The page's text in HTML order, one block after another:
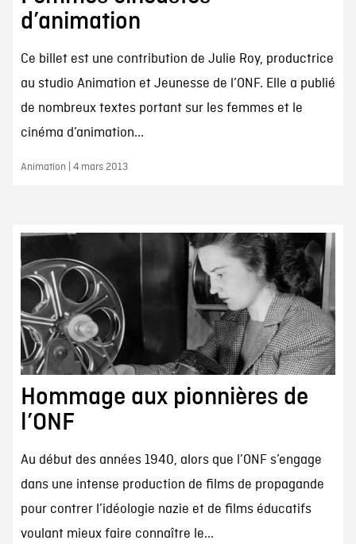
d’animation
Ce billet est une contribution de Julie Roy, productrice
au studio Animation et Jeunesse de l’ONF. Elle a publié
de nombreux textes portant sur les femmes et le
cinéma d’animation...
Animation | 4 mars 2013
Hommage aux pionnières de
l’ONF
Au début des années 1940, alors que l’ONF s’engage
dans une intense production de films de propagande
pour contrer l’idéologie nazie et de films éducatifs
voulant mieux faire connaître le...